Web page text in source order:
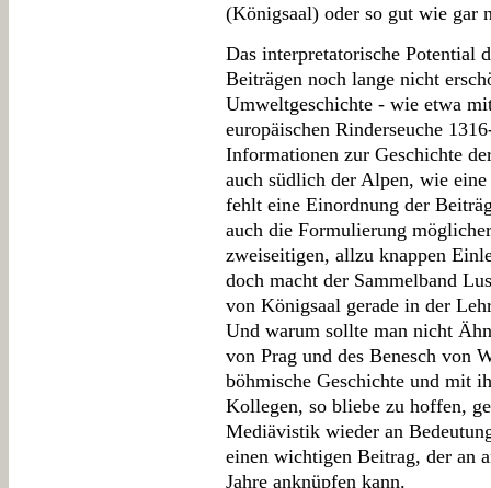
(Königsaal) oder so gut wie gar
Das interpretatorische Potential
Beiträgen noch lange nicht
Umweltgeschichte - wie etwa
europäischen Rinderseuche
Informationen zur Geschichte
auch südlich der Alpen, wie
fehlt eine Einordnung der
auch die Formulierung
zweiseitigen, allzu knappen
doch macht der Sammelband
von Königsaal gerade in der
Und warum sollte man nicht
von Prag und des Benesch von
böhmische Geschichte und mit
Kollegen, so bliebe zu hoffen,
Mediävistik wieder an
einen wichtigen Beitrag, der an
Jahre anknüpfen kann.